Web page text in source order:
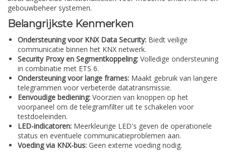
gebouwbeheer systemen.
Belangrijkste Kenmerken
Ondersteuning voor KNX Data Security: Biedt veilige
communicatie binnen het KNX netwerk.
Security Proxy en Segmentkoppeling: Volledige ondersteuning
in combinatie met ETS 6.
Ondersteuning voor lange frames: Maakt gebruik van langere
telegrammen voor verbeterde datatransmissie.
Eenvoudige bediening: Voorzien van knoppen op het
voorpaneel om de telegramfilter uit te schakelen voor
testdoeleinden.
LED-indicatoren: Meerkleurige LED's geven de operationele
status en eventuele communicatieproblemen aan.
Voeding via KNX-bus: Geen externe voeding nodig.